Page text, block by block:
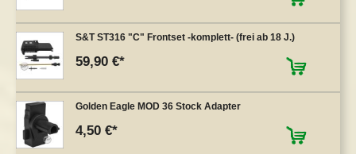
S&T ST316 "C" Frontset -komplett- (frei ab 18 J.)
59,90 €
Golden Eagle MOD 36 Stock Adapter
4,50 €